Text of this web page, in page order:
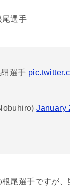
尾選手
選手
January
尾選手ですが